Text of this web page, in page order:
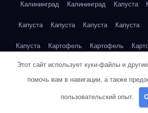
Калининград Калининград Капуста
Капуста Капуста Капуста Капуста
Капуста Картофель Картофель
Картофель Картофель Картофель
Этот сайт использует куки-файлы и
помочь вам в навигации, а также
пользовательский опыт.